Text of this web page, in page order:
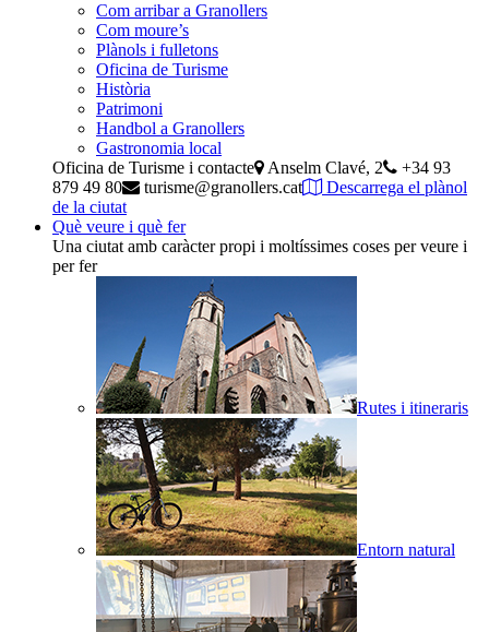
Com arribar a Granollers
Com moure’s
Plànols i fulletons
Oficina de Turisme
Història
Patrimoni
Handbol a Granollers
Gastronomia local
Oficina de Turisme i contacte
Anselm Clavé, 2
+34 93
879 49 80
turisme@granollers.cat
Descarrega el plànol
de la ciutat
Què veure i què fer
Una ciutat amb caràcter propi i moltíssimes coses per veure i
per fer
Rutes i itineraris
Entorn natural